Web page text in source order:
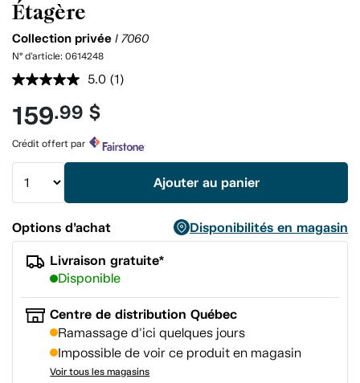
Étagère
Collection privée I 7060
N° d'article: 0614248
5.0 Lire
la
même
(1)
159.99 $
Crédit offert par
Ajouter au panier
Options d’achat
Disponibilités en magasin
Livraison gratuite*
Disponible
Centre de distribution Québec
Ramassage d'ici quelques jours
Impossible de voir ce produit en magasin
Voir tous les magasins